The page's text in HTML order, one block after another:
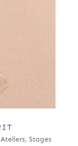
Ateliers, Stages